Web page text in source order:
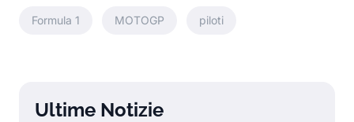
Formula 1 MOTOGP piloti
Ultime Notizie